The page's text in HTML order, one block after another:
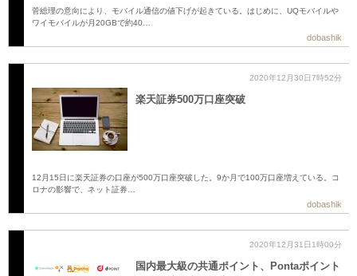
菅総理の意向により、モバイル通信の値下げが起きている。はじめに、UQモバイルや
ワイモバイルが月20GBで約40…
dobashik
2020年12月30日7時52分
楽天証券500万口座突破
12月15日に楽天証券の口座が500万口座突破した。9か月で100万口座増えている。コ
ロナの影響で、ネット証券…
dobashik
2020年12月31日1時00分
国内最大級の共通ポイント、Pontaポイント